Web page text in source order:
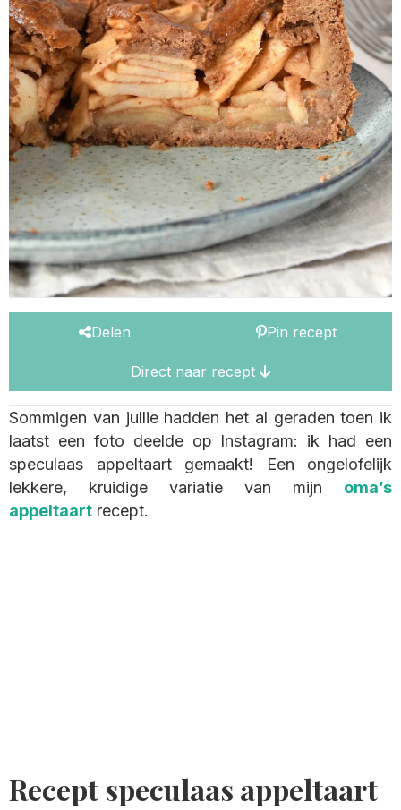
Delen Pin recept
Direct naar recept
Sommigen van jullie hadden het al geraden toen ik
laatst een foto deelde op Instagram: ik had een
speculaas appeltaart gemaakt! Een ongelofelijk
lekkere, kruidige variatie van mijn oma’s
appeltaart recept.
Recept speculaas appeltaart